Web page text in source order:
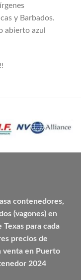
y Barbados.
abierto azul
contenedores,
(vagones) en
para cada
precios de
venta en Puerto
2024